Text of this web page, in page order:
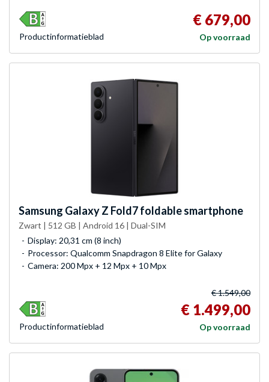
€ 679,00
Op voorraad
Product­informatieblad
Samsung Galaxy Z Fold7 foldable smartphone
Zwart | 512 GB | Android 16 | Dual-SIM
Display: 20,31 cm (8 inch)
Processor: Qualcomm Snapdragon 8 Elite for Galaxy
Camera: 200 Mpx + 12 Mpx + 10 Mpx
€ 1.549,00
€ 1.499,00
Op voorraad
Product­informatieblad